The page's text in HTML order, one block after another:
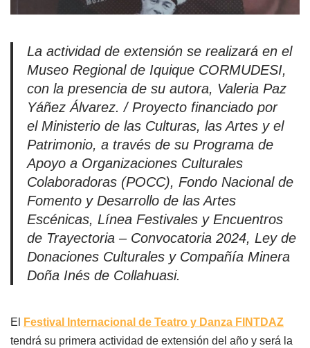
La actividad de extensión se realizará en el
Museo Regional de Iquique CORMUDESI,
con la presencia de su autora, Valeria Paz
Yáñez Álvarez. / Proyecto financiado por
el Ministerio de las Culturas, las Artes y el
Patrimonio, a través de su Programa de
Apoyo a Organizaciones Culturales
Colaboradoras (POCC), Fondo Nacional de
Fomento y Desarrollo de las Artes
Escénicas, Línea Festivales y Encuentros
de Trayectoria – Convocatoria 2024, Ley de
Donaciones Culturales y Compañía Minera
Doña Inés de Collahuasi.
El
Festival Internacional de Teatro y Danza FINTDAZ
tendrá su primera actividad de extensión del año y será la